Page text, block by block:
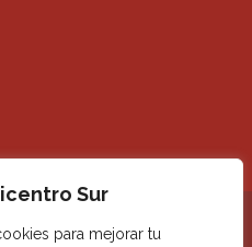
Sur
para mejorar tu
reservados